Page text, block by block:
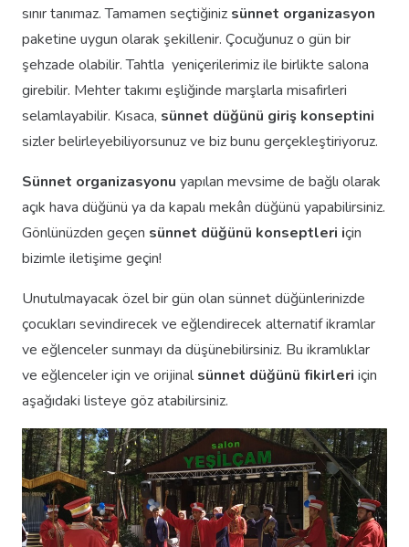
sınır tanımaz. Tamamen seçtiğiniz sünnet organizasyon
paketine uygun olarak şekillenir. Çocuğunuz o gün bir
şehzade olabilir. Tahtla yeniçerilerimiz ile birlikte salona
girebilir. Mehter takımı eşliğinde marşlarla misafirleri
selamlayabilir. Kısaca, sünnet düğünü giriş konseptini
sizler belirleyebiliyorsunuz ve biz bunu gerçekleştiriyoruz.
Sünnet organizasyonu yapılan mevsime de bağlı olarak
açık hava düğünü ya da kapalı mekân düğünü yapabilirsiniz.
Gönlünüzden geçen sünnet düğünü konseptleri için
bizimle iletişime geçin!
Unutulmayacak özel bir gün olan sünnet düğünlerinizde
çocukları sevindirecek ve eğlendirecek alternatif ikramlar
ve eğlenceler sunmayı da düşünebilirsiniz. Bu ikramlıklar
ve eğlenceler için ve orijinalsünnet düğünü fikirleri için
aşağıdaki listeye göz atabilirsiniz.